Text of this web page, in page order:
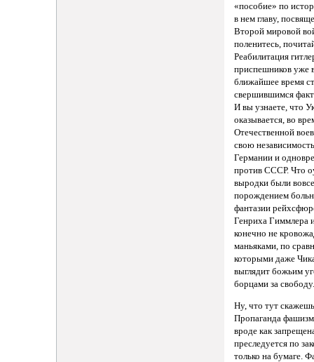
«пособие» по
в нем главу,
Второй мировой
поленитесь,
Реабилитация
приспешников уже
ближайшее время
свершившимся
И вы узнаете, что
оказывается, во
Отечественной
свою
Германии и
против СССР. Что
выродки были
порождением
фантазии
Генриха Гиммлера
конечно не
маньяками, по
которыми даже
выглядит божьим
борцами за
Ну, что тут
Пропаганда
вроде как
преследуется по
только на бумаге.